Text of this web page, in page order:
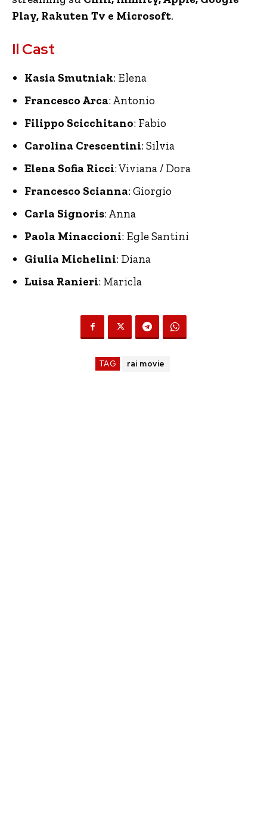
Play, Rakuten Tv e Microsoft.
Il Cast
Kasia Smutniak: Elena
Francesco Arca: Antonio
Filippo Scicchitano: Fabio
Carolina Crescentini: Silvia
Elena Sofia Ricci: Viviana / Dora
Francesco Scianna: Giorgio
Carla Signoris: Anna
Paola Minaccioni: Egle Santini
Giulia Michelini: Diana
Luisa Ranieri: Maricla
TAG rai movie